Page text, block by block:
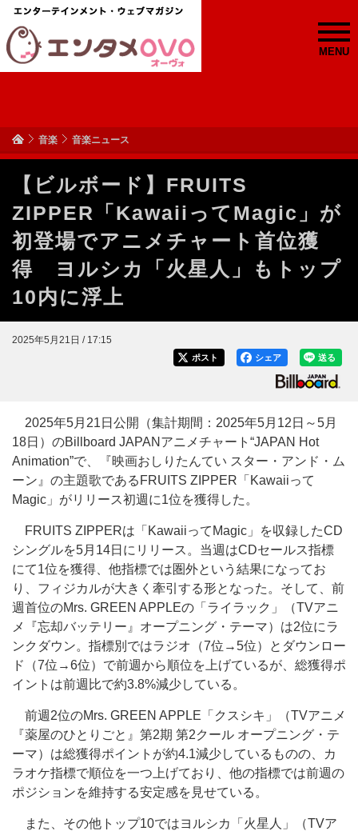
MENU
音楽 音楽ニュース
【ビルボード】FRUITS
ZIPPER「KawaiiってMagic」が
初登場でアニメチャート首位獲
得 ヨルシカ「火星人」もトップ
10内に浮上
2025年5月21日 / 17:15
送る
シェア
ポスト
2025年5月21日公開（集計期間：2025年5月12日～5月
18日）のBillboard JAPANアニメチャート“JAPAN Hot
Animation”で、『映画おしりたんてい スター・アンド・ム
ーン』の主題歌であるFRUITS ZIPPER「Kawaiiって
Magic」がリリース初週に1位を獲得した。
FRUITS ZIPPERは「KawaiiってMagic」を収録したCD
シングルを5月14日にリリース。当週はCDセールス指標
にて1位を獲得、他指標では圏外という結果になってお
り、フィジカルが大きく牽引する形となった。そして、前
週首位のMrs. GREEN APPLEの「ライラック」（TVアニ
メ『忘却バッテリー』オープニング・テーマ）は2位にラ
ンクダウン。指標別ではラジオ（7位→5位）とダウンロー
ド（7位→6位）で前週から順位を上げているが、総獲得ポ
イントは前週比で約3.8%減少している。
前週2位のMrs. GREEN APPLE「クスシキ」（TVアニメ
『薬屋のひとりごと』第2期 第2クール オープニング・テ
ーマ）は総獲得ポイントが約4.1減少しているものの、カ
ラオケ指標で順位を一つ上げており、他の指標では前週の
ポジションを維持する安定感を見せている。
また、その他トップ10ではヨルシカ「火星人」（TVア